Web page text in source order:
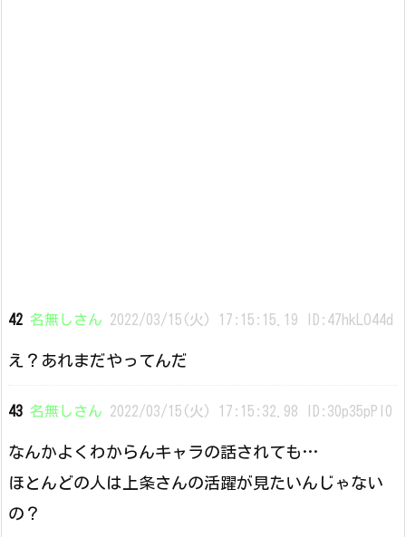
42 名無しさん 2022/03/15(火) 17:15:15.19 ID:47hkLO44d
え？あれまだやってんだ
43 名無しさん 2022/03/15(火) 17:15:32.98 ID:30p35pPl0
なんかよくわからんキャラの話されても…
ほとんどの人は上条さんの活躍が見たいんじゃない
の？